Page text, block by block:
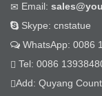
Email:
Skype: cnstatue
WhatsApp: 0086
Tel: 0086
Add: Quyang